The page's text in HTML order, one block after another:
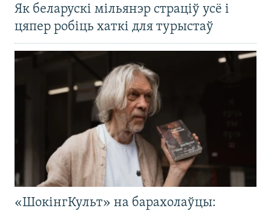
Як беларускі мільянэр страціў усё і
цяпер робіць хаткі для турыстаў
«ШокінгКульт» на барахолаўцы: